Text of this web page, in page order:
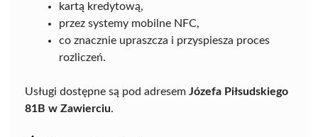
kartą kredytową,
przez systemy mobilne NFC,
co znacznie upraszcza i przyspiesza proces
rozliczeń.
Usługi dostępne są pod adresem Józefa Piłsudskiego
81B w Zawierciu.